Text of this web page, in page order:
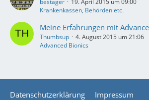
bestager
19. April 2015 um 09:00
Krankenkassen, Behörden etc.
Meine Erfahrungen mit
Thumbsup
4. August 2015 um 21:06
Advanced Bionics
Datenschutzerklärung Impressum